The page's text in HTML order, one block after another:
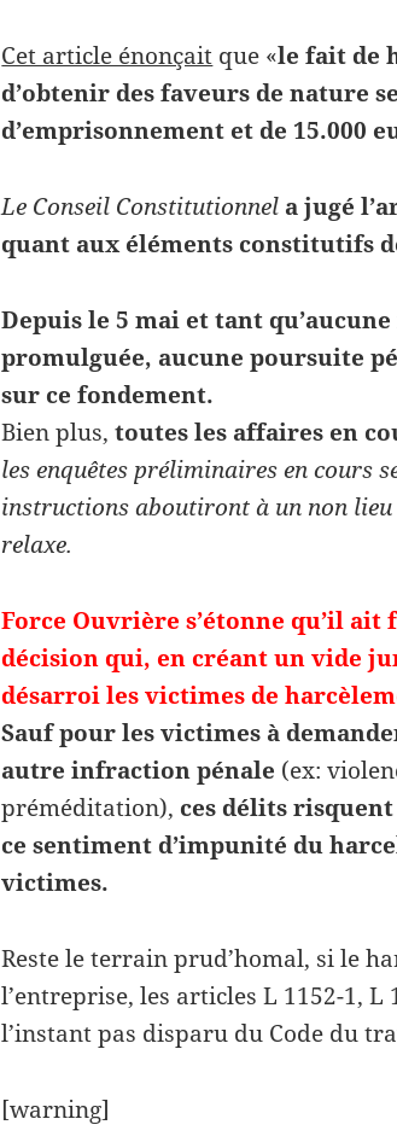
Cet article énonçait que «le fait de
d’obtenir des faveurs de nature
d’emprisonnement et de 15.000
Le Conseil Constitutionnel a jugé
quant aux éléments constitutifs
Depuis le 5 mai et tant
promulguée, aucune poursuite
sur ce fondement.
Bien plus,toutes les affaires en
les enquêtes préliminaires en cours
instructions aboutiront à un non
relaxe.
Force Ouvrière s’étonne qu’il
décision qui, en créant un vide
désarroi les victimes de
Sauf pour les victimes à
autre infraction pénale (ex:
préméditation), ces délits
ce sentiment d’impunité du
victimes.
Reste le terrain prud’homal, si le
l’entreprise, les articles L 1152-1, L
l’instant pas disparu du Code du
[warning]